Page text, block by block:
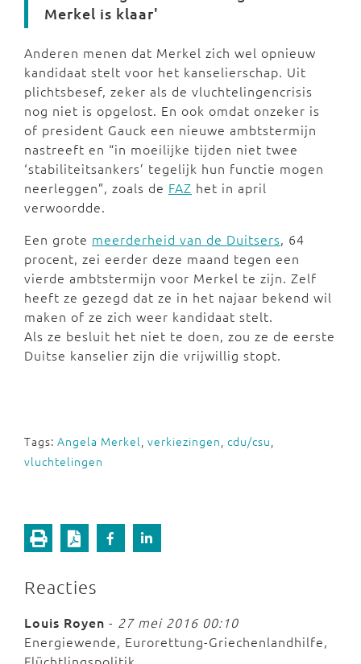
Merkel is klaar'
Anderen menen dat Merkel zich wel opnieuw
kandidaat stelt voor het kanselierschap. Uit
plichtsbesef, zeker als de vluchtelingencrisis
nog niet is opgelost. En ook omdat onzeker is
of president Gauck een nieuwe ambtstermijn
nastreeft en “in moeilijke tijden niet twee
‘stabiliteitsankers’ tegelijk hun functie mogen
neerleggen”, zoals de FAZ het in april
verwoordde.
Een grote meerderheid van de Duitsers, 64
procent, zei eerder deze maand tegen een
vierde ambtstermijn voor Merkel te zijn. Zelf
heeft ze gezegd dat ze in het najaar bekend wil
maken of ze zich weer kandidaat stelt.
Als ze besluit het niet te doen, zou ze de eerste
Duitse kanselier zijn die vrijwillig stopt.
Tags: Angela Merkel, verkiezingen, cdu/csu,
vluchtelingen
Reacties
Louis Royen - 27 mei 2016 00:10
Energiewende, Eurorettung-Griechenlandhilfe,